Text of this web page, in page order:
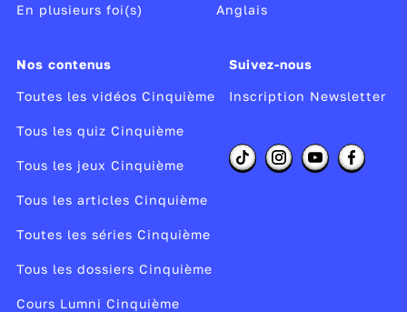
En plusieurs foi(s) Anglais
Nos contenus
Toutes les vidéos Cinquième
Tous les quiz Cinquième
Tous les jeux Cinquième
Tous les articles Cinquième
Toutes les séries Cinquième
Tous les dossiers Cinquième
Cours Lumni Cinquième
Suivez-nous
Inscription Newsletter